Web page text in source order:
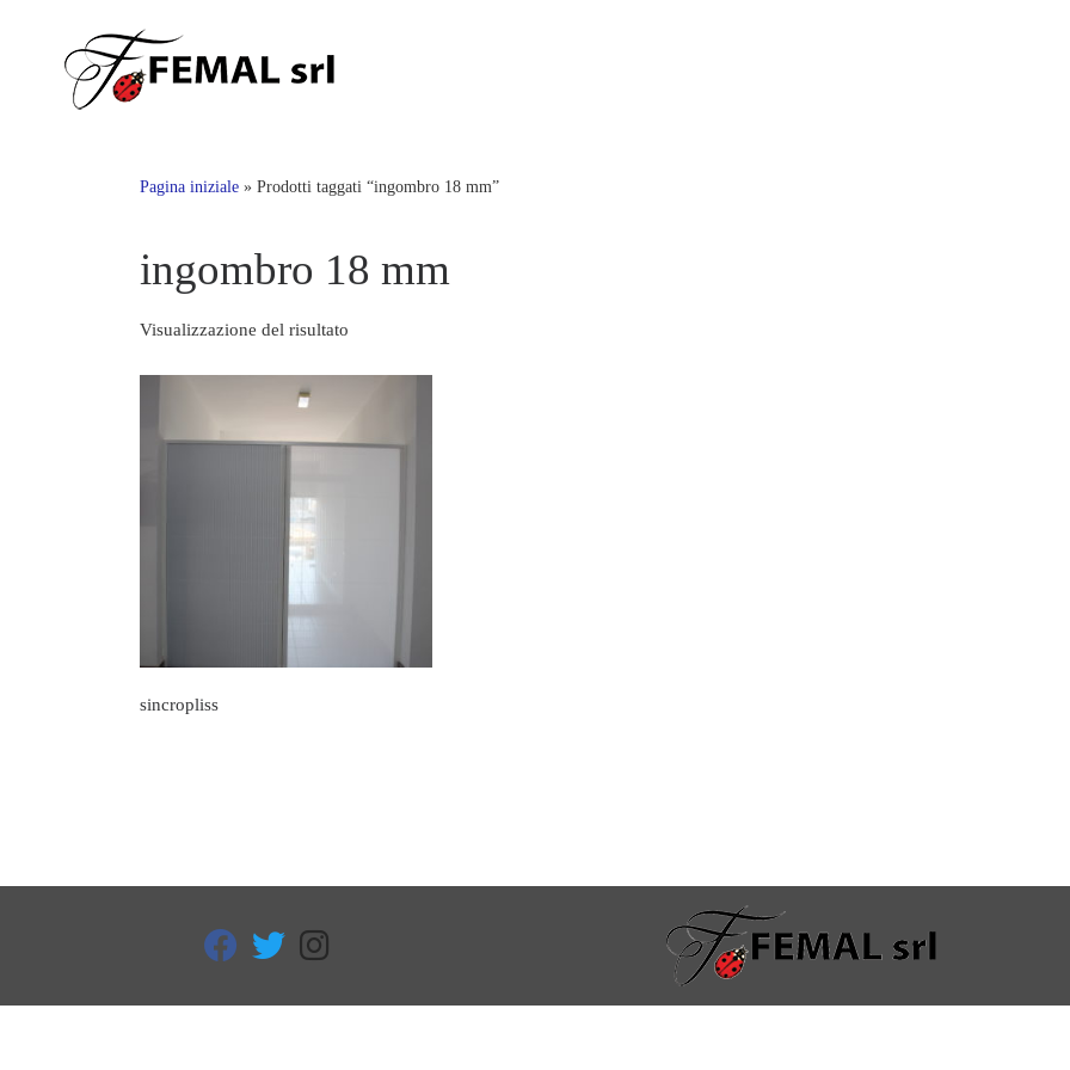
Pagina iniziale » Prodotti taggati “ingombro 18 mm”
ingombro 18 mm
Visualizzazione del risultato
sincropliss
fab fa-facebook
fab fa-twitter